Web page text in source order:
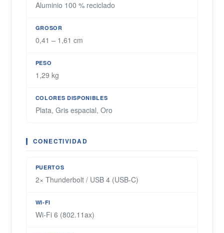
Aluminio 100 % reciclado
GROSOR
0,41 – 1,61 cm
PESO
1,29 kg
COLORES DISPONIBLES
Plata, Gris espacial, Oro
CONECTIVIDAD
PUERTOS
2× Thunderbolt / USB 4 (USB-C)
WI-FI
Wi-Fi 6 (802.11ax)